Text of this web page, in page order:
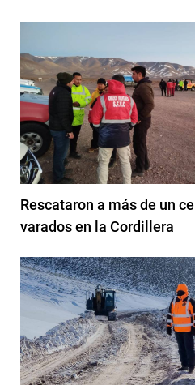
Rescataron a más de un
varados en la Cordillera